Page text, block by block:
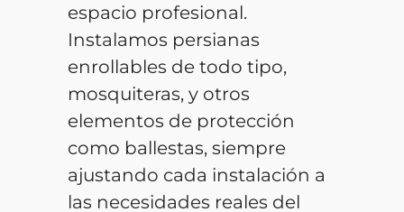
espacio profesional.
Instalamos persianas
enrollables de todo tipo,
mosquiteras, y otros
elementos de protección
como ballestas, siempre
ajustando cada instalación a
las necesidades reales del